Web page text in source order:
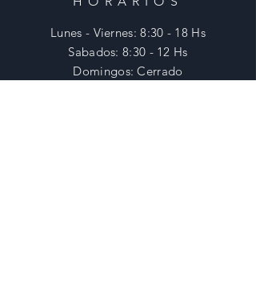
Lunes - Viernes: 8:30 - 18 Hs
​​Sabados: 8:30 - 12 Hs
​Domingos: Cerrado